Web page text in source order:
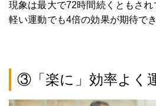
現象は最大で72時間続くともさ
軽い運動でも4倍の効果が期待でき
③「楽に」効率よく